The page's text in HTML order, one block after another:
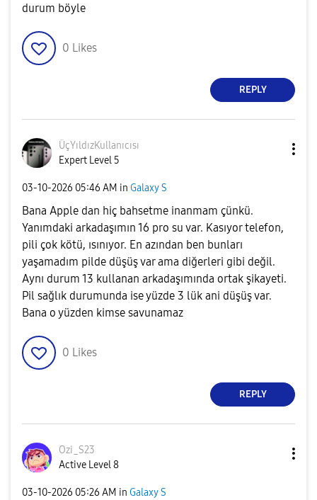
durum böyle
0 Likes
REPLY
ÜçYıldızKullanıcısı
Expert Level 5
‎03-10-2026 05:46 AM in Galaxy S
Bana Apple dan hiç bahsetme inanmam çünkü.
Yanımdaki arkadaşımın 16 pro su var. Kasıyor telefon,
pili çok kötü, ısınıyor. En azından ben bunları
yaşamadım pilde düşüş var ama diğerleri gibi değil.
Aynı durum 13 kullanan arkadaşımında ortak şikayeti.
Pil sağlık durumunda ise yüzde 3 lük ani düşüş var.
Bana o yüzden kimse savunamaz
0 Likes
REPLY
Ozi_S23
Active Level 8
‎03-10-2026 05:26 AM in Galaxy S